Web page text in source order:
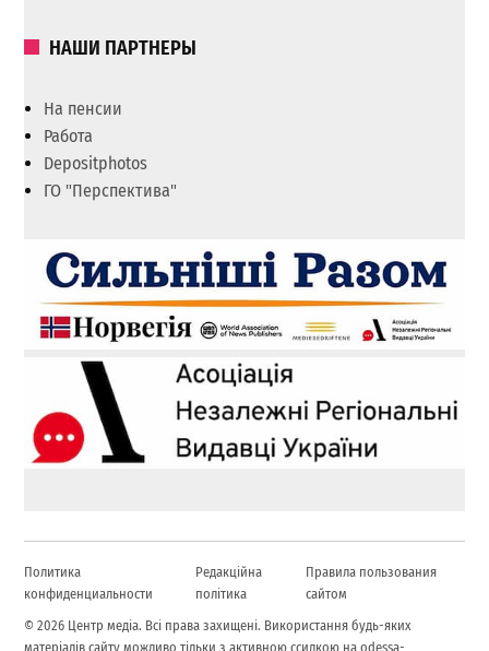
НАШИ ПАРТНЕРЫ
На пенсии
Работа
Depositphotos
ГО "Перспектива"
Политика
конфиденциальности
Редакційна
політика
Правила пользования
сайтом
© 2026 Центр медіа. Всі права захищені. Використання будь-яких
матеріалів сайту можливо тільки з активною ссилкою на odessa-